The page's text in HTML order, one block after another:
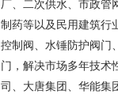
厂、二次供水、市政管
制药等以及民用建筑行
控制阀、水锤防护阀门
门，解决市场多年技术
司、大唐集团、华能集